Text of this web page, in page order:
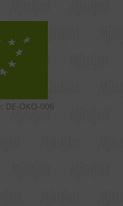
DE-ÖKO-006